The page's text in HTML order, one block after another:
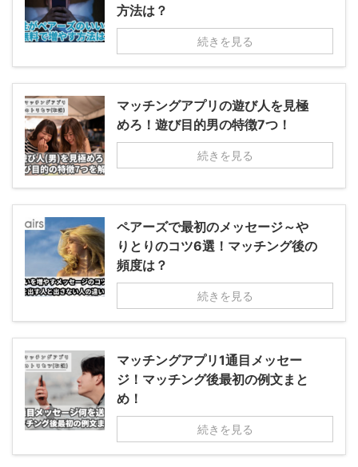
方法は？
続きを見る
マッチングアプリの遊び人を見極
めろ！遊び目的男の特徴7つ！
続きを見る
ペアーズで最初のメッセージ～や
りとりのコツ6選！マッチング後の
頻度は？
続きを見る
マッチングアプリ1通目メッセー
ジ！マッチング後最初の例文まと
め！
続きを見る